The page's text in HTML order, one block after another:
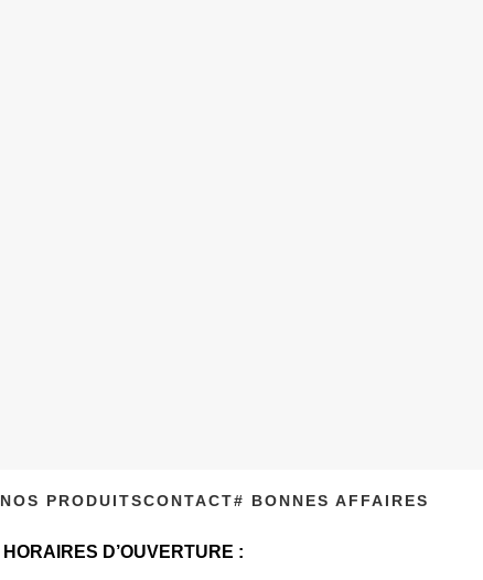
NOS PRODUITSCONTACT# BONNES AFFAIRES
HORAIRES D’OUVERTURE :